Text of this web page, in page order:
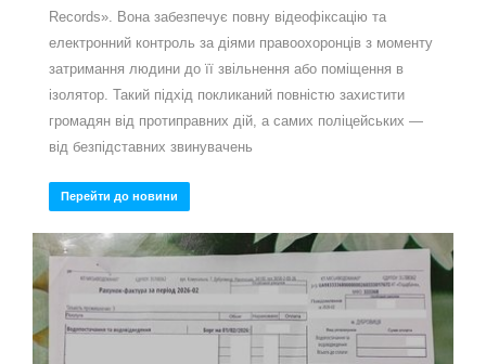
Records». Вона забезпечує повну відеофіксацію та
електронний контроль за діями правоохоронців з моменту
затримання людини до її звільнення або поміщення в
ізолятор. Такий підхід покликаний повністю захистити
громадян від протиправних дій, а самих поліцейських —
від безпідставних звинувачень
Перейти до новини